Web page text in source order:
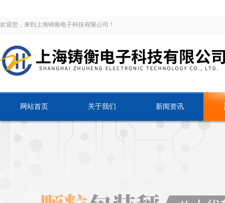
欢迎您，来到上海铸衡电子科技有限公司！
网站首页 关于我们 新闻资讯